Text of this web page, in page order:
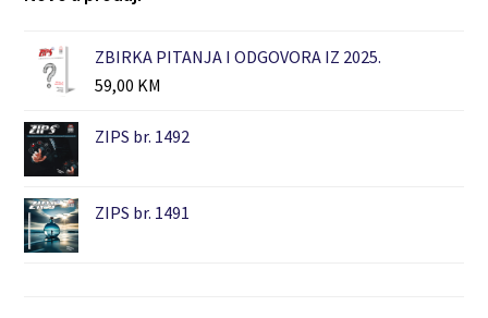
ZBIRKA PITANJA I ODGOVORA IZ 2025.
59,00 KM
ZIPS br. 1492
ZIPS br. 1491